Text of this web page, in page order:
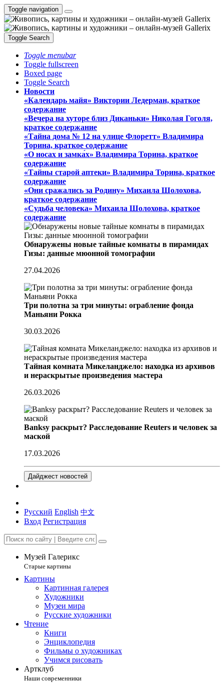
Toggle navigation
Toggle Search
Toggle menubar
Toggle fullscreen
Boxed page
Toggle Search
Новости
«Календарь майя» Виктории Ледерман, краткое
содержание
«Вечера на хуторе близ Диканьки» Николая Гоголя,
краткое содержание
«Тайна дома № 12 на улице Флоретт» Владимира
Торина, краткое содержание
«О носах и замка́х» Владимира Торина, краткое
содержание
«Тайны старой аптеки» Владимира Торина, краткое
содержание
«Они сражались за Родину» Михаила Шолохова,
краткое содержание
«Судьба человека» Михаила Шолохова, краткое
содержание
Обнаружены новые тайные комнаты в пирамидах
Гизы: данные мюонной томографии
27.04.2026
Три полотна за три минуты: ограбление фонда
Маньяни Рокка
30.03.2026
Тайная комната Микеланджело: находка из архивов
и нераскрытые произведения мастера
26.03.2026
Banksy раскрыт? Расследование Reuters и человек за
маской
17.03.2026
Дайджест новостей
Русский English 中文
Вход Регистрация
Музей Галерикс
Старые картины
Картины
Картинная галерея
Художники
Музеи мира
Русские художники
Чтение
Книги
Энциклопедия
Фильмы о художниках
Учимся рисовать
Артклуб
Наши современники